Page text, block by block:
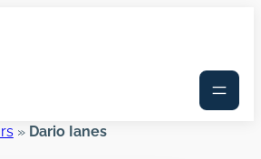
» Dario Ianes